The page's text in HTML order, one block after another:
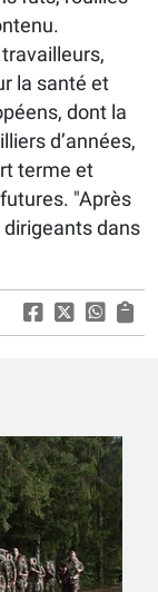
la santé et
dont la
d’années,
terme et
"Après
dans